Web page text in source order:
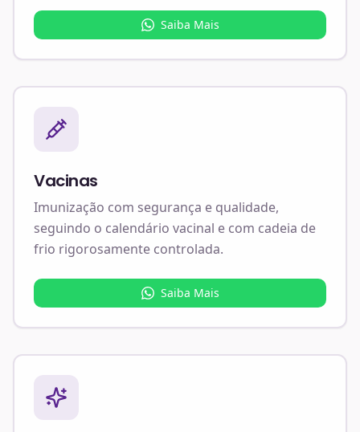
Saiba Mais
Vacinas
Imunização com segurança e qualidade,
seguindo o calendário vacinal e com cadeia de
frio rigorosamente controlada.
Saiba Mais